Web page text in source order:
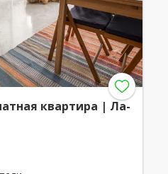
квартира | Ла-